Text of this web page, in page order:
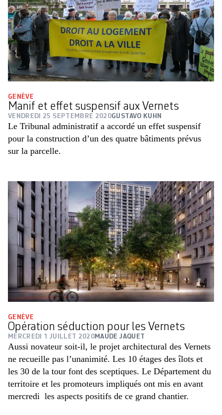
GENÈVE
Manif et effet suspensif aux Vernets
VENDREDI 25 SEPTEMBRE 2020GUSTAVO KUHN
Le Tribunal administratif a accordé un effet suspensif
pour la construction d’un des quatre bâtiments prévus
sur la parcelle.
GENÈVE
Opération séduction pour les Vernets
MERCREDI 1 JUILLET 2020 MAUDE JAQUET
Aussi novateur soit-il, le projet architectural des Vernets
ne recueille pas l’unanimité. Les 10 étages des îlots et
les 30 de la tour font des sceptiques. Le Département du
territoire et les promoteurs impliqués ont mis en avant
mercredi les aspects positifs de ce grand chantier.